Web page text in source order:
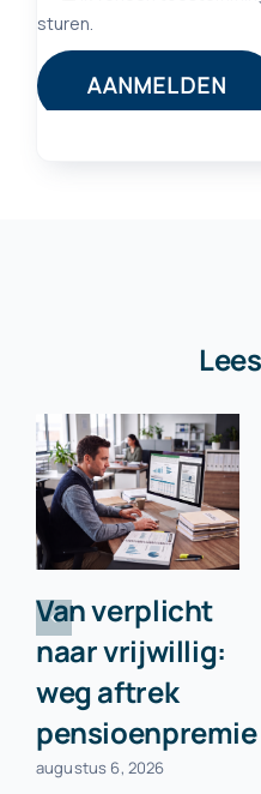
Van verplicht
naar vrijwillig:
weg aftrek
pensioenpremie
augustus 6, 2026